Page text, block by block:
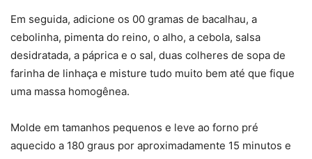
Em seguida, adicione os 00 gramas de bacalhau, a
cebolinha, pimenta do reino, o alho, a cebola, salsa
desidratada, a páprica e o sal, duas colheres de sopa de
farinha de linhaça e misture tudo muito bem até que fique
uma massa homogênea.
Molde em tamanhos pequenos e leve ao forno pré
aquecido a 180 graus por aproximadamente 15 minutos e